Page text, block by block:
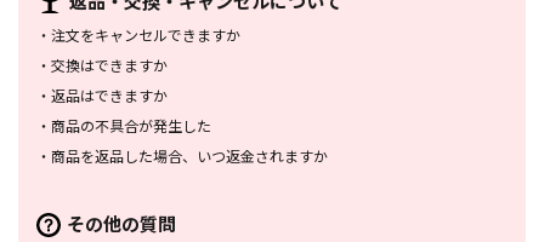
・ 注文をキャンセルできますか
・ 交換はできますか
・ 返品はできますか
・ 商品の不具合が発生した
・ 商品を返品した場合、 いつ返金されますか
その他の質問